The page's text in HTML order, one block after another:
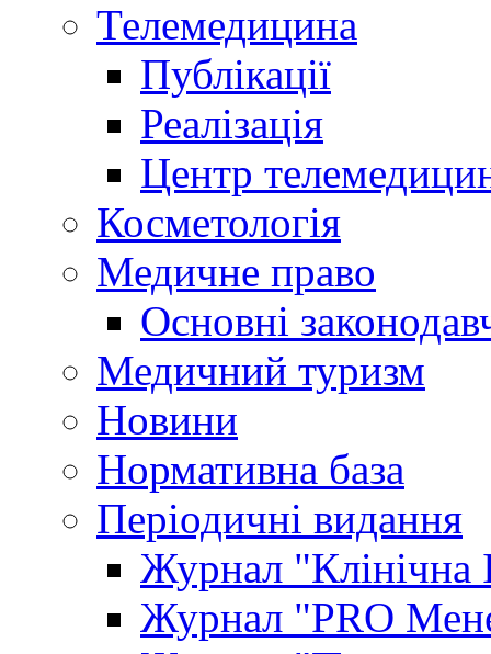
Телемедицина
Публікації
Реалізація
Центр
Косметологія
Медичне право
Основні
Медичний туризм
Новини
Нормативна база
Періодичні видання
Журнал "Клінічна
Журнал "PRO